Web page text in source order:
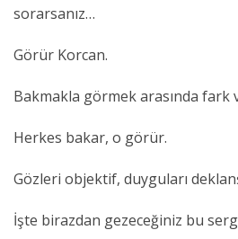
sorarsanız…
Görür Korcan.
Bakmakla görmek arasında fark
Herkes bakar, o görür.
Gözleri objektif, duyguları
İşte birazdan gezeceğiniz bu